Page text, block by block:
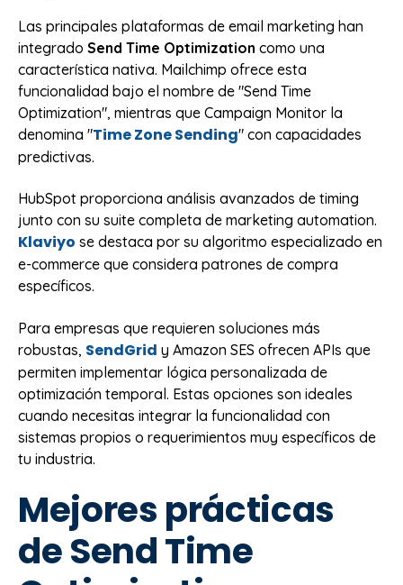
Las principales plataformas de email marketing han
integrado Send Time Optimization como una
característica nativa. Mailchimp ofrece esta
funcionalidad bajo el nombre de "Send Time
Optimization", mientras que Campaign Monitor la
denomina "Time Zone Sending" con capacidades
predictivas.
HubSpot proporciona análisis avanzados de timing
junto con su suite completa de marketing automation.
Klaviyo se destaca por su algoritmo especializado en
e-commerce que considera patrones de compra
específicos.
Para empresas que requieren soluciones más
robustas, SendGrid y Amazon SES ofrecen APIs que
permiten implementar lógica personalizada de
optimización temporal. Estas opciones son ideales
cuando necesitas integrar la funcionalidad con
sistemas propios o requerimientos muy específicos de
tu industria.
Mejores prácticas
de Send Time